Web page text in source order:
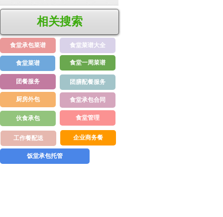
相关搜索
食堂菜谱大全
食堂承包菜谱
食堂一周菜谱
食堂菜谱
团餐服务 团膳配餐服务
厨房外包 食堂承包合同
食堂管理
伙食承包
企业商务餐
工作餐配送
饭堂承包托管